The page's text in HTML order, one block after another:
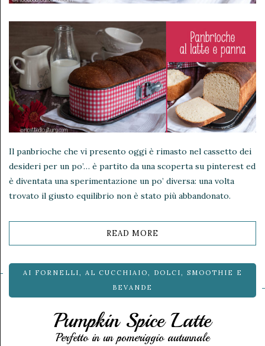
Il panbrioche che vi presento oggi è rimasto nel cassetto dei
desideri per un po’… è partito da una scoperta su pinterest ed
è diventata una sperimentazione un po’ diversa: una volta
trovato il giusto equilibrio non è stato più abbandonato.
READ MORE
AI FORNELLI, AL CUCCHIAIO, DOLCI, SMOOTHIE E
BEVANDE
Pumpkin Spice Latte
Perfetto in un pomeriggio autunnale